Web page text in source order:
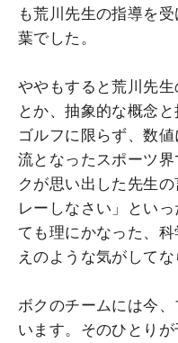
も荒川先生の指導を
葉でした。
ややもすると荒川先
とか、抽象的な概念
ゴルフに限らず、数
流となったスポーツ
クが思い出した先生
レーしなさい」とい
ても理にかなった、
えのような気がしてな
ボクのチームには今
います。そのひとり